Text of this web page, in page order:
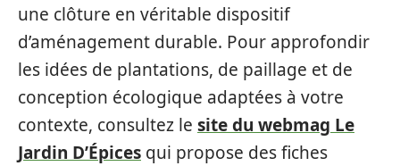
une clôture en véritable dispositif
d’aménagement durable. Pour approfondir
les idées de plantations, de paillage et de
conception écologique adaptées à votre
contexte, consultez le site du webmag Le
Jardin D’Épices qui propose des fiches